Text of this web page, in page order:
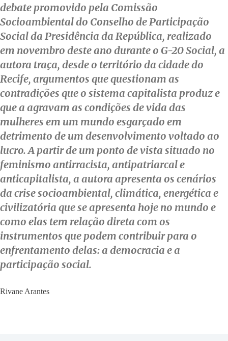
debate promovido pela Comissão
Socioambiental do Conselho de Participação
Social da Presidência da República, realizado
em novembro deste ano durante o G-20 Social, a
autora traça, desde o território da cidade do
Recife, argumentos que questionam as
contradições que o sistema capitalista produz e
que a agravam as condições de vida das
mulheres em um mundo esgarçado em
detrimento de um desenvolvimento voltado ao
lucro. A partir de um ponto de vista situado no
feminismo antirracista, antipatriarcal e
anticapitalista, a autora apresenta os cenários
da crise socioambiental, climática, energética e
civilizatória que se apresenta hoje no mundo e
como elas tem relação direta com os
instrumentos que podem contribuir para o
enfrentamento delas: a democracia e a
participação social.
Rivane Arantes